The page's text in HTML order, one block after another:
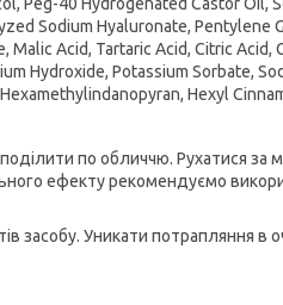
Peg-40 Hydrogenated Castor Oil,
Sodium Hyaluronate, Pentylene
Acid, Tartaric Acid, Citric Acid,
Hydroxide, Potassium Sorbate,
Hexyl
по обличчю. Рухатися
ефекту рекомендуємо
засобу. Уникати потрапляння в